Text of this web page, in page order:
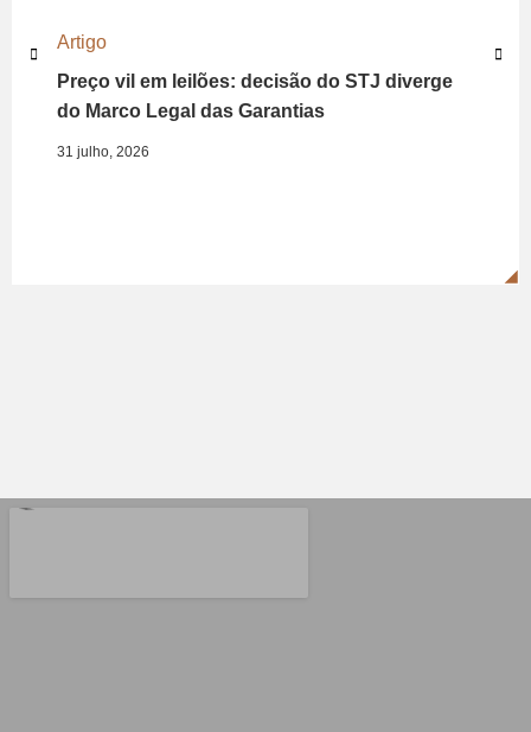
Artigo
Preço vil em leilões: decisão do STJ diverge
do Marco Legal das Garantias
31 julho, 2026